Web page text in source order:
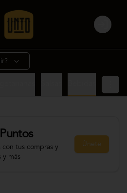
Login
con tus compras y
y más
Únete